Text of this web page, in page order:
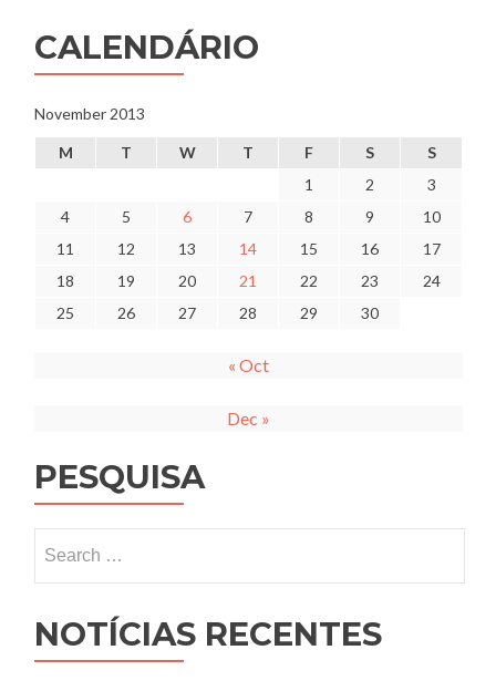
CALENDÁRIO
November 2013
M T W T F S
S
1
2
3
4
5 6 7 8 9
10
11
12 13 14 15 16
17
18
19 20 21 22 23
24
25
26 27 28 29 30
« Oct
Dec »
PESQUISA
for:
NOTÍCIAS RECENTES